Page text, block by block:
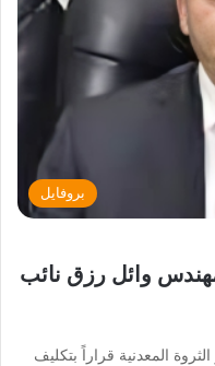
بروفايل
وائل رزق نائب
المعدنية قراراً بتكليف